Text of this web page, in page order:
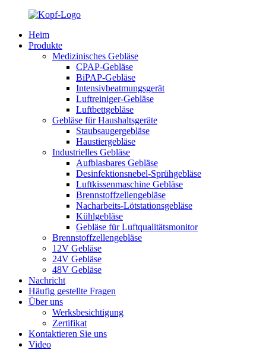
Heim
Produkte
Medizinisches Gebläse
CPAP-Gebläse
BiPAP-Gebläse
Intensivbeatmungsgerät
Luftreiniger-Gebläse
Luftbettgebläse
Gebläse für Haushaltsgeräte
Staubsaugergebläse
Haustiergebläse
Industrielles Gebläse
Aufblasbares Gebläse
Desinfektionsnebel-Sprühgebläse
Luftkissenmaschine Gebläse
Brennstoffzellengebläse
Nacharbeits-Lötstationsgebläse
Kühlgebläse
Gebläse für Luftqualitätsmonitor
Brennstoffzellengebläse
12V Gebläse
24V Gebläse
48V Gebläse
Nachricht
Häufig gestellte Fragen
Über uns
Werksbesichtigung
Zertifikat
Kontaktieren Sie uns
Video